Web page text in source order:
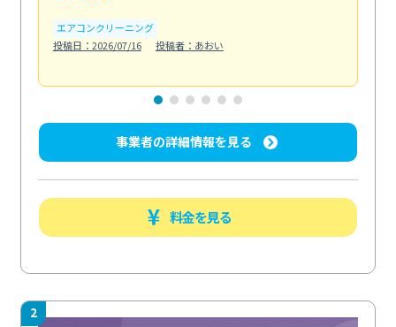
エアコンクリーニング
投稿日：2026/07/16
投稿者：あおい
事業者の詳細情報を見る
料金を見る
2